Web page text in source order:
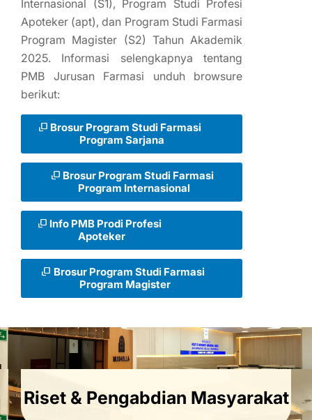
Internasional (S1), Program Studi Profesi
Apoteker (apt), dan Program Studi Farmasi
Program Magister (S2) Tahun Akademik
2025. Informasi selengkapnya tentang
PMB Jurusan Farmasi unduh browsure
berikut:
Brosur Program Studi Farmasi
Program Sarjana
Brosur Program Studi Farmasi
Program Internasional
Info PMB Prodi Profesi
Apoteker
Brosur Program Studi Farmasi
Program Magister
Riset & Pengabdian Masyarakat